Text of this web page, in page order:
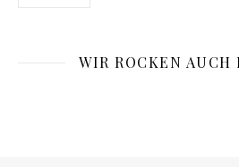
WIR ROCKEN AUCH